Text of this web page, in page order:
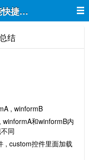
捷键的方法总结
结
, winformB
和winformB内
同
, custom控件里面加载